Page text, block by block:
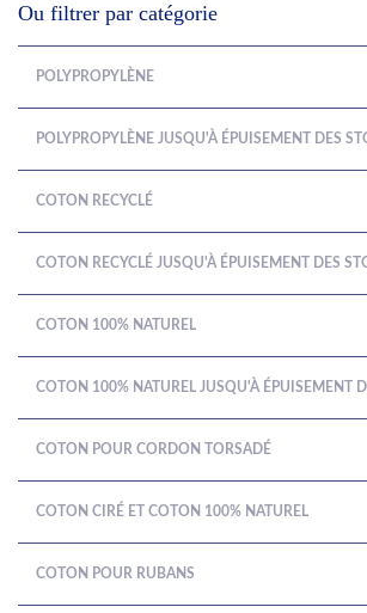
Ou filtrer par catégorie
POLYPROPYLÈNE
POLYPROPYLÈNE JUSQU'À ÉPUISEMENT DES
COTON RECYCLÉ
COTON RECYCLÉ JUSQU'À ÉPUISEMENT DES
COTON 100% NATUREL
COTON 100% NATUREL JUSQU'À ÉPUISEMENT
COTON POUR CORDON TORSADÉ
COTON CIRÉ ET COTON 100% NATUREL
COTON POUR RUBANS